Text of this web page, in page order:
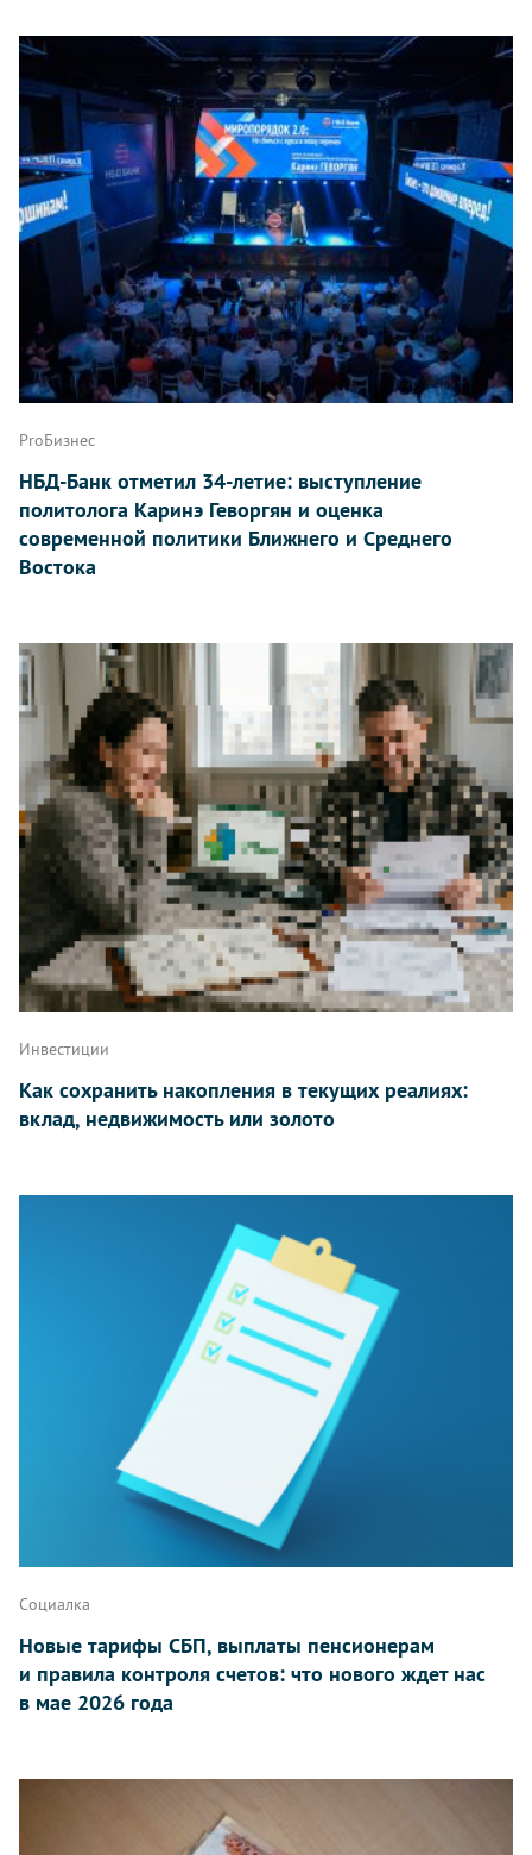
ProБизнес
НБД-Банк отметил 34-летие: выступление
политолога Каринэ Геворгян и оценка
современной политики Ближнего и Среднего
Востока
Инвестиции
Как сохранить накопления в текущих реалиях:
вклад, недвижимость или золото
Социалка
Новые тарифы СБП, выплаты пенсионерам
и правила контроля счетов: что нового ждет нас
в мае 2026 года